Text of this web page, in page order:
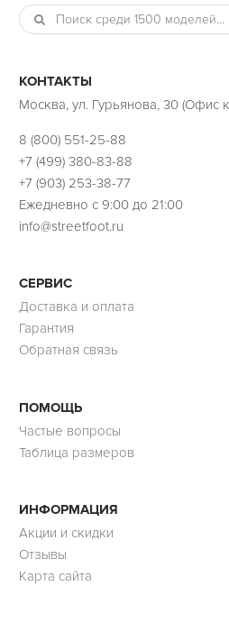
КОНТАКТЫ
Москва, ул. Гурьянова, 30 (Офис
8 (800) 551-25-88
+7 (499) 380-83-88
+7 (903) 253-38-77
Ежедневно с 9:00 до 21:00
info@streetfoot.ru
СЕРВИС
Доставка и оплата
Гарантия
Обратная связь
ПОМОЩЬ
Частые вопросы
Таблица размеров
ИНФОРМАЦИЯ
Акции и скидки
Отзывы
Карта сайта